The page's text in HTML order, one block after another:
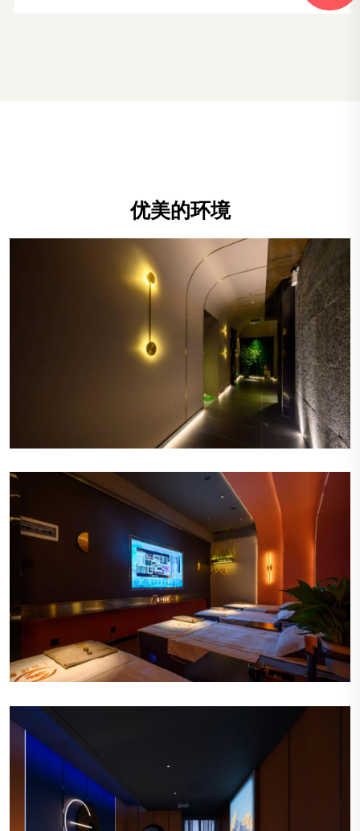
优美的环境
宁静的氛围
会所内部装饰以柔和的色调为主，营造出一种宁静
而温馨的氛围，让顾客一踏入便能感受到放松和舒
精致的装饰
墙上挂着精美的艺术作品，角落摆放着优雅的植
物，每一件装饰都经过精心挑选，体现出会所对细
节的关注。